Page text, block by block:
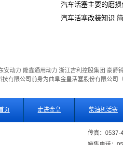
汽车活塞主要的磨损
汽车活塞改装知识
安动力 隆鑫通用动力 浙江吉利控股集团 豪爵
有限公司前身为曲阜金皇活塞股份有限公司
页 走进金皇 柴油机活塞
传真：0537-